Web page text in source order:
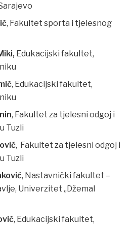
, Fakultet sporta i tjelesnog
Edukacijski fakultet,
, Edukacijski fakultet,
, Fakultet za tjelesni odgoj i
Tuzli
, Fakultet za tjelesni odgoj i
Tuzli
, Nastavnički fakultet –
Univerzitet „Džemal
, Edukacijski fakultet,